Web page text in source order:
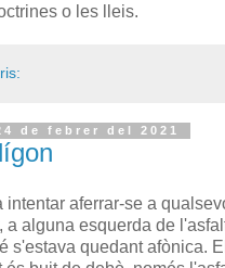
o les lleis.
de febrer del 2021
intentar aferrar-se a
a alguna esquerda de
s'estava quedant afònica.